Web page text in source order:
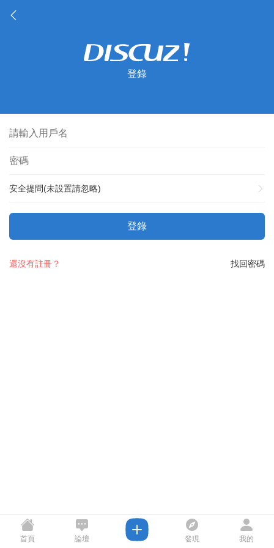
登錄
安全提問(未設置請忽略)
登錄
找回密碼
還沒有註冊？
首頁 論壇 發現 我的